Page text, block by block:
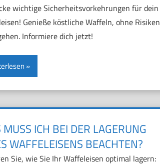
wichtige Sicherheitsvorkehrungen für dein
Genieße köstliche Waffeln, ohne Risiken
Informiere dich jetzt!
ICH BEI DER LAGERUNG
WAFFELEISENS BEACHTEN?
Sie, wie Sie Ihr Waffeleisen optimal lagern: